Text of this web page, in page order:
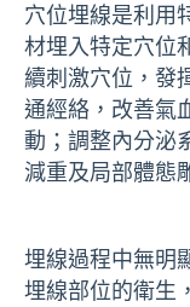
穴位埋線是利用
材埋入特定穴位
續刺激穴位，發
通經絡，改善氣
動；調整內分泌
減重及局部體態
埋線過程中無明
埋線部位的衛生